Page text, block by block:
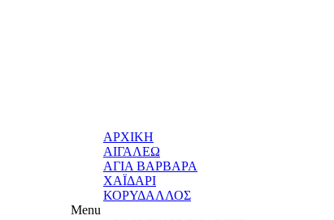
ΑΡΧΙΚΗ
ΑΙΓΑΛΕΩ
ΑΓΙΑ ΒΑΡΒΑΡΑ
ΧΑΪΔΑΡΙ
ΚΟΡΥΔΑΛΛΟΣ
Menu